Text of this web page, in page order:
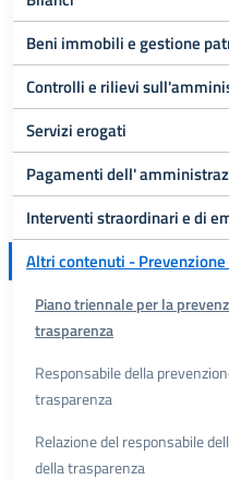
Beni immobili e gestione
Controlli e rilievi
Servizi erogati
Pagamenti dell'
Interventi straordinari e di
Altri contenuti -
Piano triennale per la
trasparenza
Responsabile della
trasparenza
Relazione del responsabile
della trasparenza